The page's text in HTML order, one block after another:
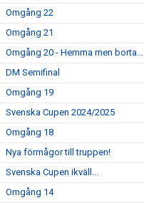
Omgång 22
Omgång 21
Omgång 20 - Hemma men borta...
DM Semifinal
Omgång 19
Svenska Cupen 2024/2025
Omgång 18
Nya förmågor till truppen!
Svenska Cupen ikväll...
Omgång 14